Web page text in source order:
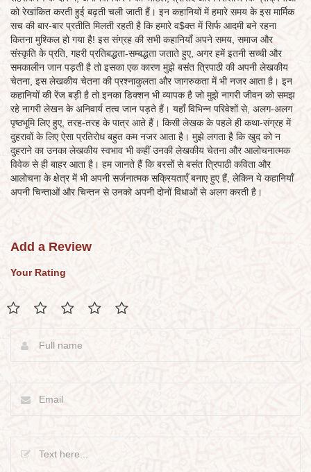
को रेखांकित करती हुई बढ़ती चली जाती हैं। इन कहानियों में हमारे समय के इस मार्मिक
सच की बार-बार प्रतीति मिलती रहती है कि हमारे व$क्त में सिर्फ आदमी बने रहना
कितना मुश्किल हो गया है! इस संग्रह की सभी कहानियाँ अपने समय, समाज और
संस्कृति के प्रति, गहरी प्रतिबद्धता-सम्बद्धता जताते हुए, अगर हमें इतनी सच्ची और
समकालीन जान पड़ती है तो इसका एक कारण मुझे बसंत त्रिपाठी की अपनी लेखकीय
चेतना, इस लेखकीय चेतना की प्रश्नाकुलता और जागरुकता में भी नजर आता है। इन
कहानियों की रेंज बड़ी है तो इनका डिक्शन भी व्यापक है जो मुझे नागरी जीवन को समझ
रहे नागरी लेखन के अनिवार्य तत्व जान पड़ते हैं। यहाँ विभिन्न परिवेशों से, अलग-अलग
पृष्ठभूमि लिए हुए, तरह-तरह के पात्र आते हैं। किसी लेखक के पहले ही कथा-संग्रह में
दुहरावों के लिए ऐसा प्रतिरोध बहुत कम नजर आता है। मुझे लगता है कि खुद को न
दुहराने का उनका लेखकीय स्वभाव भी कहीं उनकी लेखकीय चेतना और आलोचनात्मक
विवेक से ही बाहर आता है। हम जानते हैं कि बरसों से बसंत त्रिपाठी कविता और
आलोचना के क्षेत्र में भी अपनी सर्जनात्मक सक्रियताएँ बनाए हुए हैं, लेकिन ये कहानियाँ
अपनी चिन्ताओं और चिन्तन से उनको अपनी दोनों विधाओं से अलग करती है।
Add a Review
Your Rating